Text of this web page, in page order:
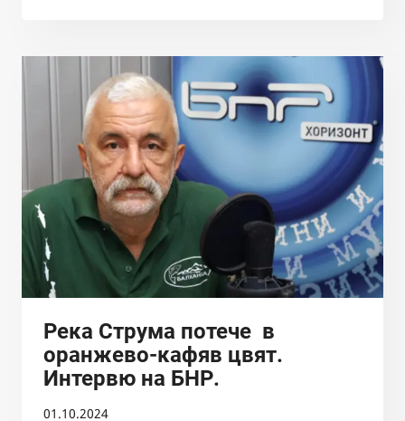
ВЛИВАТ
В
РЕКА
ИСКРЕЦКА
КРАЙ
СВОГЕ
—
КАКВО
УСТАНОВИХА
ИНСТИТУЦИИТЕ?
Река Струма потече в
оранжево-кафяв цвят.
Интервю на БНР.
01.10.2024